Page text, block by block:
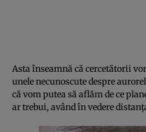
Asta înseamnă că cercetătorii
unele necunoscute despre
că vom putea să aflăm de ce
ar trebui, având în vedere